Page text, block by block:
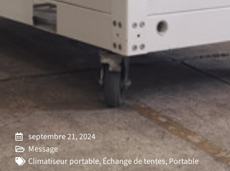
septembre 21, 2024
Message
Climatiseur portable, Échange de tentes,Portable